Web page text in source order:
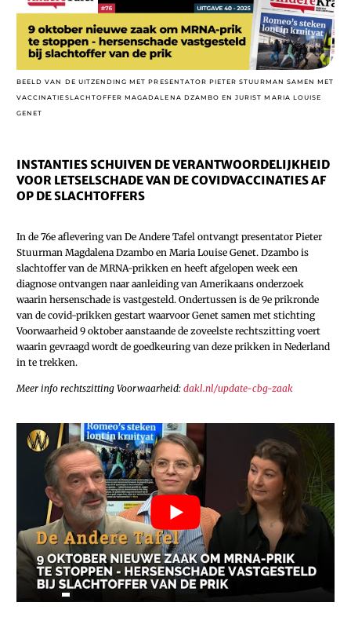
BEELD VAN DE UITZENDING MET PRESENTATOR PIETER STUURMAN SAMEN MET
VACCINATIESLACHTOFFER MAGADALENA DZAMBO EN JURIST MARIA LOUISE
GENET
INSTANTIES SCHUIVEN DE VERANTWOORDELIJKHEID
VOOR LETSELSCHADE VAN DE COVIDVACCINATIES AF
OP DE SLACHTOFFERS
In de 76e aflevering van De Andere Tafel ontvangt presentator Pieter
Stuurman Magdalena Dzambo en Maria Louise Genet. Dzambo is
slachtoffer van de MRNA-prikken en heeft afgelopen week een
diagnose ontvangen naar aanleiding van Amerikaans onderzoek
waarin hersenschade is vastgesteld. Ondertussen is de 9e prikronde
van de covid-prikken gestart waarvoor Genet samen met stichting
Voorwaarheid 9 oktober aanstaande de zoveelste rechtszitting voert
waarin gevraagd wordt de goedkeuring van deze prikken in Nederland
in te trekken.
Meer info rechtszitting Voorwaarheid: dakl.nl/update-cbg-zaak